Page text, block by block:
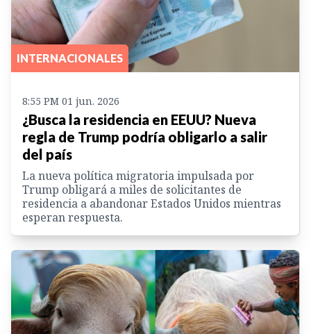
INTERNACIONALES
8:55 PM 01 jun. 2026
¿Busca la residencia en EEUU? Nueva
regla de Trump podría obligarlo a salir
del país
La nueva política migratoria impulsada por
Trump obligará a miles de solicitantes de
residencia a abandonar Estados Unidos mientras
esperan respuesta.